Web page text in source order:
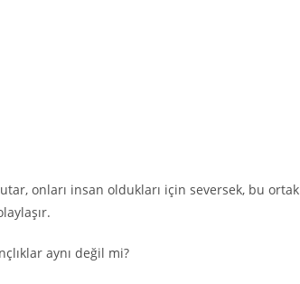
onları insan oldukları için seversek, bu ortak
aynı değil mi?